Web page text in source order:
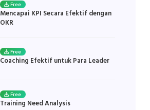
Free
Mencapai KPI Secara Efektif dengan
OKR
Free
Coaching Efektif untuk Para Leader
Free
Training Need Analysis